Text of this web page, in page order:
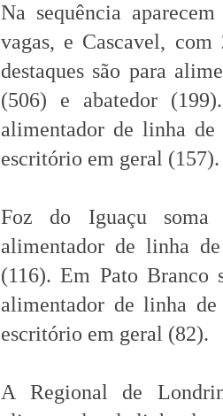
Na sequência
vagas, e Cascavel,
destaques são para
(506) e abatedor
alimentador de linha
escritório em geral (157).
Foz do Iguaçu soma
alimentador de linha
(116). Em Pato Branco
alimentador de linha
escritório em geral (82).
A Regional de